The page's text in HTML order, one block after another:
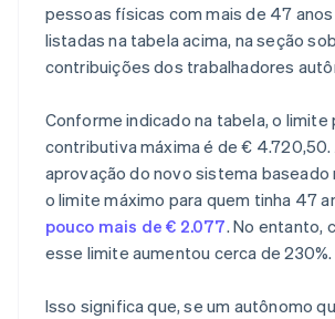
pessoas físicas com mais de 47
listadas na tabela acima, na seção
contribuições dos trabalhadores
Conforme indicado na tabela, o limite
contributiva máxima é de € 4.720,50.
aprovação do novo sistema baseado
o limite máximo para quem tinha 47
pouco mais de € 2.077. No entanto,
esse limite aumentou cerca de 230%.
Isso significa que, se um autônomo